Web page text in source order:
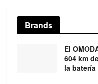
Brands
El
604 km
la batería